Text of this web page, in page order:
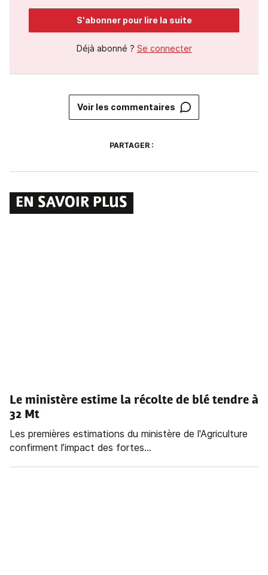
S'abonner pour lire la suite
Déjà abonné ? Se connecter
Voir les commentaires
PARTAGER :
EN SAVOIR PLUS
Le ministère estime la récolte de blé tendre à
32 Mt
Les premières estimations du ministère de l'Agriculture
confirment l’impact des fortes...